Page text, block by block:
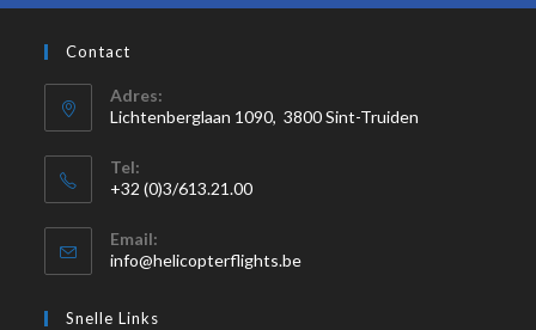
Contact
Adres:
Lichtenberglaan 1090, 3800 Sint-Truiden
Tel:
+32 (0)3/613.21.00
Email:
info@helicopterflights.be
Snelle Links